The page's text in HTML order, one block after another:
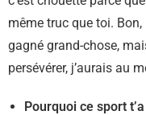
même truc que toi.
gagné grand-chose,
persévérer, j’aurais au
Pourquoi ce sport